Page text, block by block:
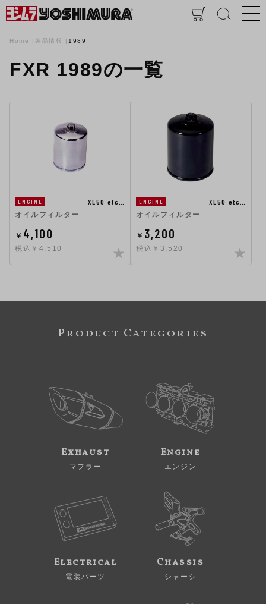
Home 製品情報 1989
FXR 1989の一覧
ENGINE
XL50 etc…
オイルフィルター
￥ 4,100
税込￥4,510
ENGINE
XL50 etc…
オイルフィルター
￥ 3,200
税込￥3,520
Product Categories
Exhaust
マフラー
Engine
エンジン
Electrical
電装パーツ
Chassis
シャーシ